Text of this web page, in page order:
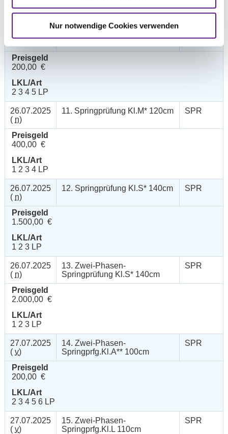
Nur notwendige Cookies verwenden
LKL/Art
2 3 4 5 6 LP
Preisgeld
200,00 €
LKL/Art
2 3 4 5 LP
26.07.2025
( n)
11. Springprüfung Kl.M* 120cm SPR
Preisgeld
400,00 €
LKL/Art
1 2 3 4 LP
26.07.2025
( n)
12. Springprüfung Kl.S* 140cm SPR
Preisgeld
1.500,00 €
LKL/Art
1 2 3 LP
26.07.2025
( n)
13. Zwei-Phasen-
Springprüfung Kl.S* 140cm
SPR
Preisgeld
2.000,00 €
LKL/Art
1 2 3 LP
27.07.2025
( v)
14. Zwei-Phasen-
Springprfg.Kl.A** 100cm
SPR
Preisgeld
200,00 €
LKL/Art
2 3 4 5 6 LP
27.07.2025
( v)
15. Zwei-Phasen-
Springprfg.Kl.L 110cm
SPR